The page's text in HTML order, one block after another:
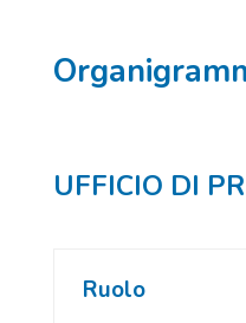
UFFICIO DI
Ruolo